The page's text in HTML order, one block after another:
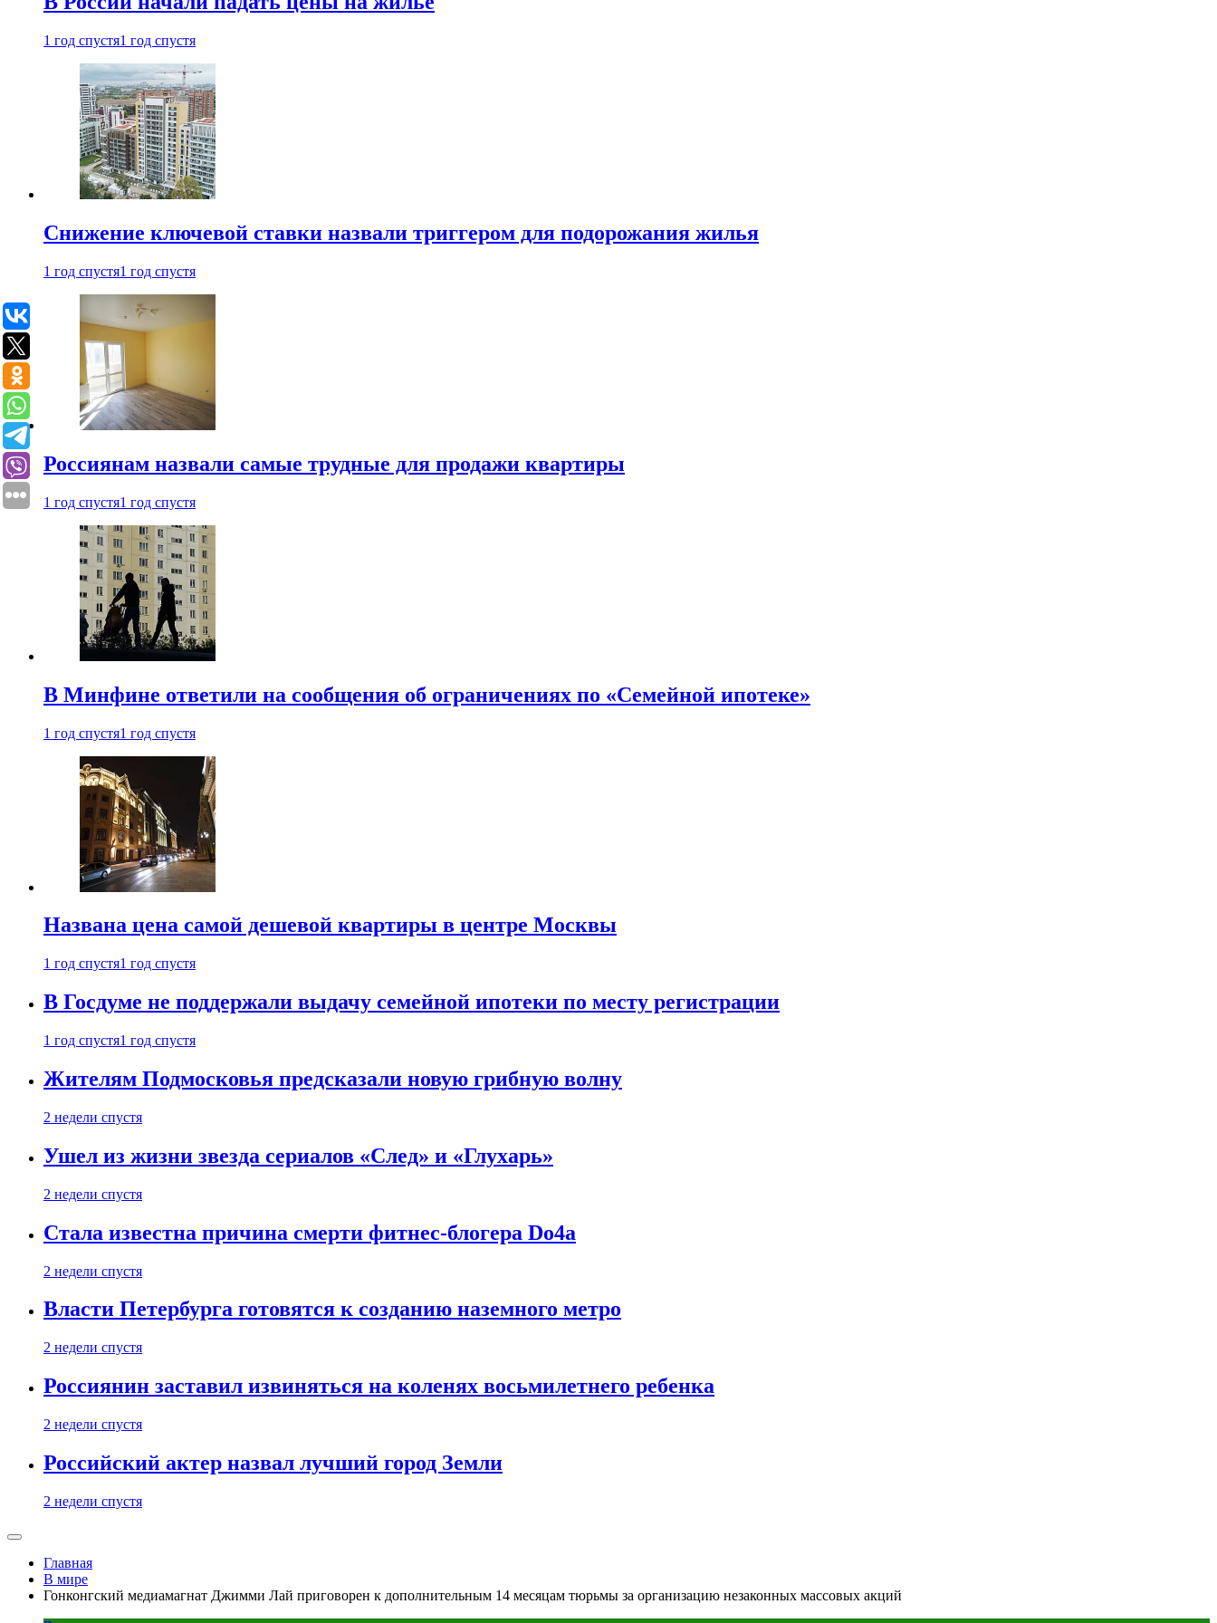
1 год спустя1 год спустя
Снижение ключевой ставки назвали триггером для подорожания жилья
1 год спустя1 год спустя
Россиянам назвали самые трудные для продажи квартиры
1 год спустя1 год спустя
В Минфине ответили на сообщения об ограничениях по «Семейной ипотеке»
1 год спустя1 год спустя
Названа цена самой дешевой квартиры в центре Москвы
1 год спустя1 год спустя
В Госдуме не поддержали выдачу семейной ипотеки по месту регистрации
1 год спустя1 год спустя
Жителям Подмосковья предсказали новую грибную волну
2 недели спустя
Ушел из жизни звезда сериалов «След» и «Глухарь»
2 недели спустя
Стала известна причина смерти фитнес-блогера Do4а
2 недели спустя
Власти Петербурга готовятся к созданию наземного метро
2 недели спустя
Россиянин заставил извиняться на коленях восьмилетнего ребенка
2 недели спустя
Российский актер назвал лучший город Земли
2 недели спустя
Главная
В мире
Гонконгский медиамагнат Джимми Лай приговорен к дополнительным 14 месяцам тюрьмы за организацию незаконных массовых акций